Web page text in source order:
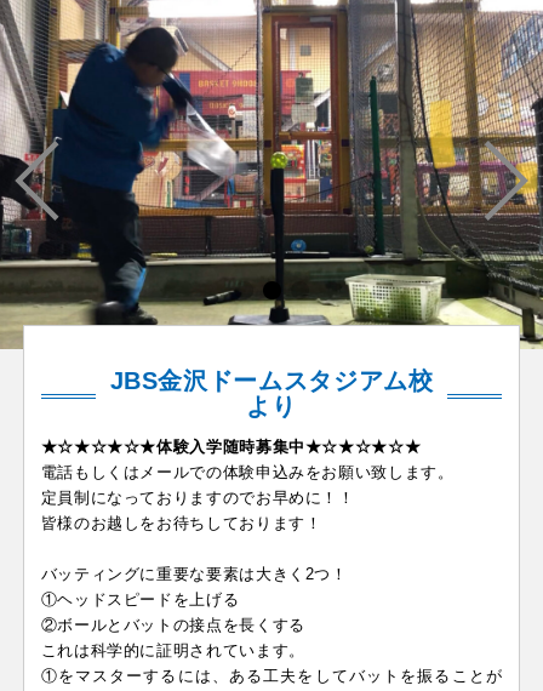
JBS金沢ドームスタジアム校
より
★☆★☆★☆★体験入学随時募集中★☆★☆★☆★
電話もしくはメールでの体験申込みをお願い致します。
定員制になっておりますのでお早めに！！
皆様のお越しをお待ちしております！
バッティングに重要な要素は大きく2つ！
①ヘッドスピードを上げる
②ボールとバットの接点を長くする
これは科学的に証明されています。
①をマスターするには、ある工夫をしてバットを振ることが